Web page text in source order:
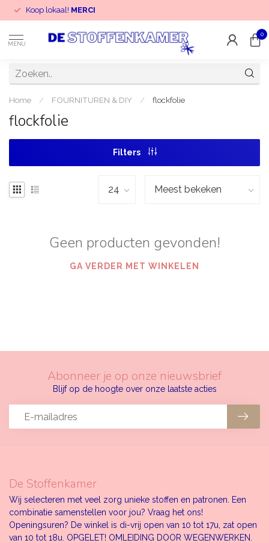
Koop lokaal! MERCI
MENU
0
Home / FOURNITUREN & DIY / flockfolie
flockfolie
Filters
Geen producten gevonden!
GA VERDER MET WINKELEN
Abonneer je op onze nieuwsbrief
Blijf op de hoogte over onze laatste acties
De Stoffenkamer
Wij selecteren met veel zorg unieke stoffen en patronen. Een
combinatie samenstellen voor jou? Vraag het ons!
Openingsuren? De winkel is di-vrij open van 10 tot 17u, zat open
van 10 tot 18u. OPGELET! OMLEIDING DOOR WEGENWERKEN.